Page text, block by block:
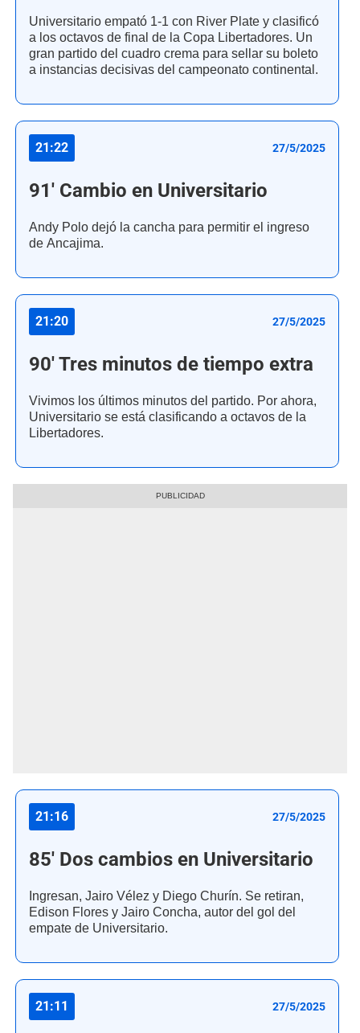
Universitario empató 1-1 con River Plate y clasificó
a los octavos de final de la Copa Libertadores. Un
gran partido del cuadro crema para sellar su boleto
a instancias decisivas del campeonato continental.
21:22 27/5/2025
91' Cambio en Universitario
Andy Polo dejó la cancha para permitir el ingreso
de Ancajima.
21:20 27/5/2025
90' Tres minutos de tiempo extra
Vivimos los últimos minutos del partido. Por ahora,
Universitario se está clasificando a octavos de la
Libertadores.
21:16 27/5/2025
85' Dos cambios en Universitario
Ingresan, Jairo Vélez y Diego Churín. Se retiran,
Edison Flores y Jairo Concha, autor del gol del
empate de Universitario.
21:11 27/5/2025